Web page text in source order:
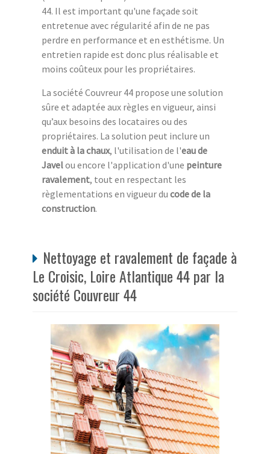
44. Il est important qu'une façade soit
entretenue avec régularité afin de ne pas
perdre en performance et en esthétisme. Un
entretien rapide est donc plus réalisable et
moins coûteux pour les propriétaires.
La société Couvreur 44 propose une solution
sûre et adaptée aux règles en vigueur, ainsi
qu’aux besoins des locataires ou des
propriétaires. La solution peut inclure un
enduit à la chaux, l'utilisation de l'eau de
Javelou encore l'application d'une peinture
ravalement, tout en respectant les
règlementations en vigueur du code de la
construction.
Nettoyage et ravalement de façade à
Le Croisic, Loire Atlantique 44 par la
société Couvreur 44